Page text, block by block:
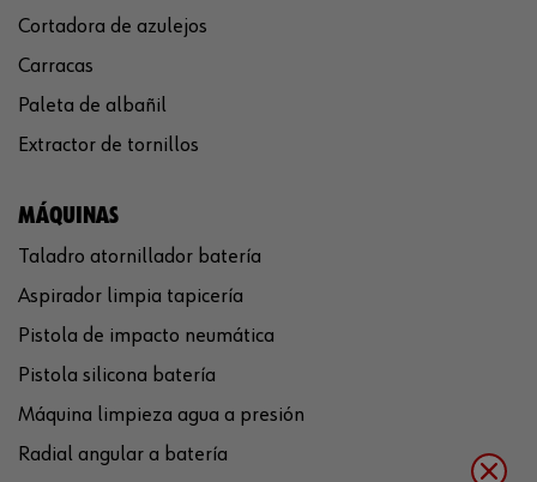
Cortadora de azulejos
Carracas
Paleta de albañil
Extractor de tornillos
MÁQUINAS
Taladro atornillador batería
Aspirador limpia tapicería
Pistola de impacto neumática
Pistola silicona batería
Máquina limpieza agua a presión
Radial angular a batería